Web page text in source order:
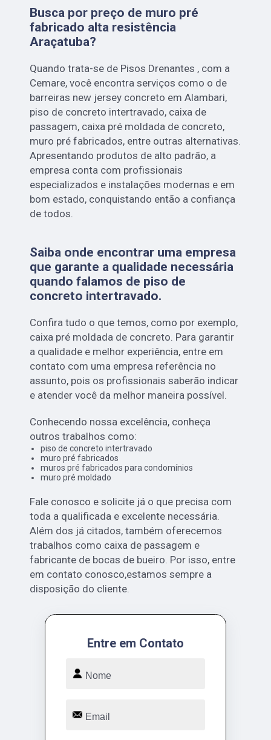
Busca por preço de muro pré
fabricado alta resistência
Araçatuba?
Quando trata-se de Pisos Drenantes , com a
Cemare, você encontra serviços como o de
barreiras new jersey concreto em Alambari,
piso de concreto intertravado, caixa de
passagem, caixa pré moldada de concreto,
muro pré fabricados, entre outras alternativas.
Apresentando produtos de alto padrão, a
empresa conta com profissionais
especializados e instalações modernas e em
bom estado, conquistando então a confiança
de todos.
Saiba onde encontrar uma empresa
que garante a qualidade necessária
quando falamos de piso de
concreto intertravado.
Confira tudo o que temos, como por exemplo,
caixa pré moldada de concreto. Para garantir
a qualidade e melhor experiência, entre em
contato com uma empresa referência no
assunto, pois os profissionais saberão indicar
e atender você da melhor maneira possível.
Conhecendo nossa excelência, conheça
outros trabalhos como:
piso de concreto intertravado
muro pré fabricados
muros pré fabricados para condomínios
muro pré moldado
Fale conosco e solicite já o que precisa com
toda a qualificada e excelente necessária.
Além dos já citados, também oferecemos
trabalhos como caixa de passagem e
fabricante de bocas de bueiro. Por isso, entre
em contato conosco,estamos sempre a
disposição do cliente.
Entre em Contato